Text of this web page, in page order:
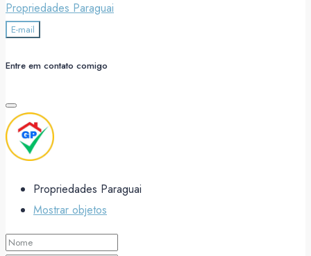
Propriedades Paraguai
E-mail
Entre em contato comigo
Propriedades Paraguai
Mostrar objetos